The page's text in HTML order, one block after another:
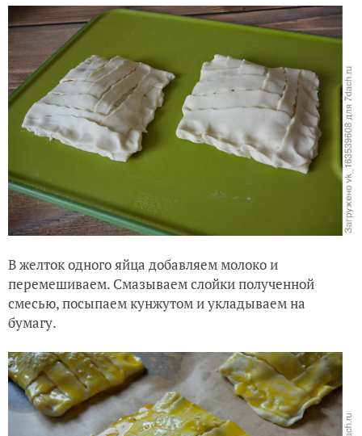
В желток одного яйца добавляем молоко и
перемешиваем. Смазываем слойки полученной
смесью, посыпаем кунжутом и укладываем на
бумагу.